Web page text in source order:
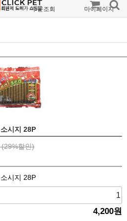
주문조회 마이페이지
시지 28P
(29%할인)
시지 28P
4,200원